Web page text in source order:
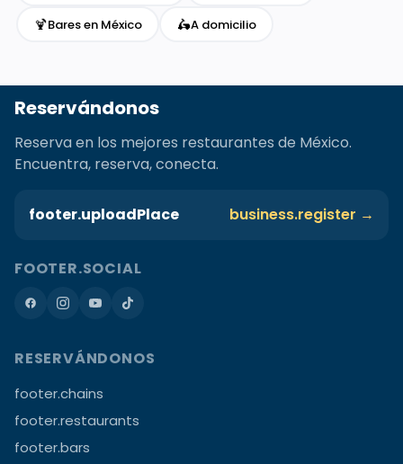
🍹Bares en México 🛵A domicilio
Reservándonos
Reserva en los mejores restaurantes de México.
Encuentra, reserva, conecta.
footer.uploadPlace business.register →
FOOTER.SOCIAL
RESERVÁNDONOS
footer.chains
footer.restaurants
footer.bars